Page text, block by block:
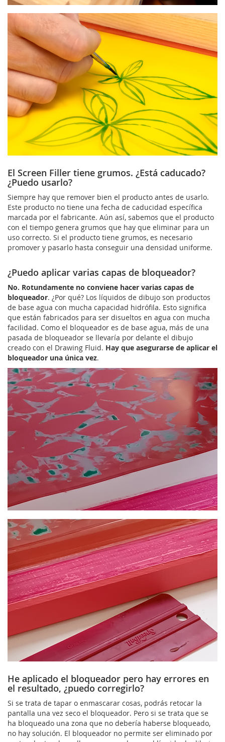
El Screen Filler tiene grumos. ¿Está caducado?
¿Puedo usarlo?
Siempre hay que remover bien el producto antes de usarlo.
Este producto no tiene una fecha de caducidad específica
marcada por el fabricante. Aún así, sabemos que el producto
con el tiempo genera grumos que hay que eliminar para un
uso correcto. Si el producto tiene grumos, es necesario
promover y pasarlo hasta conseguir una densidad uniforme.
¿Puedo aplicar varias capas de bloqueador?
No. Rotundamente no conviene hacer varias capas de
bloqueador. ¿Por qué? Los líquidos de dibujo son productos
de base agua con mucha capacidad hidrófila. Esto significa
que están fabricados para ser disueltos en agua con mucha
facilidad. Como el bloqueador es de base agua, más de una
pasada de bloqueador se llevaría por delante el dibujo
creado con el Drawing Fluid. Hay que asegurarse de aplicar el
bloqueador una única vez.
He aplicado el bloqueador pero hay errores en
el resultado, ¿puedo corregirlo?
Si se trata de tapar o enmascarar cosas, podrás retocar la
pantalla una vez seco el bloqueador. Pero si se trata que se
ha bloqueado una zona que no debería haberse bloqueado,
no hay solución. El bloqueador no permite ser eliminado por